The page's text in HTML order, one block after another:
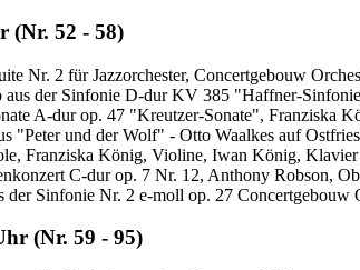
(Nr. 52 - 58)
Nr. 2 für Jazzorchester, Concertgebouw
aus der Sinfonie D-dur KV 385 "Haffner-
A-dur op. 47 "Kreutzer-Sonate", Franziska
"Peter und der Wolf" - Otto Waalkes auf
Franziska König, Violine, Iwan König, Klavier
C-dur op. 7 Nr. 12, Anthony Robson,
der Sinfonie Nr. 2 e-moll op. 27
(Nr. 59 - 95)